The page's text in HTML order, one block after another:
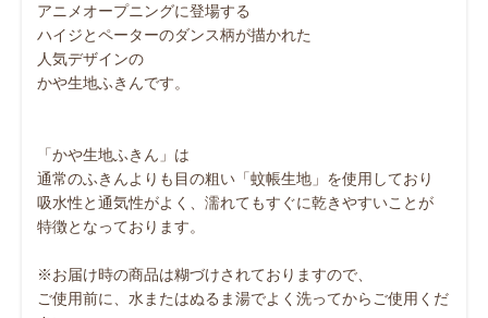
アニメオープニングに登場する
ハイジとペーターのダンス柄が描かれた
人気デザインの
かや生地ふきんです。
「かや生地ふきん」は
通常のふきんよりも目の粗い「蚊帳生地」を使用しており
吸水性と通気性がよく、濡れてもすぐに乾きやすいことが
特徴となっております。
※お届け時の商品は糊づけされておりますので、
ご使用前に、水またはぬるま湯でよく洗ってからご使用くだ